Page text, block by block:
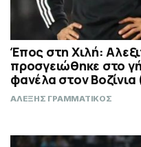
Έπος στη Χιλή:
προσγειώθηκε στο
φανέλα στον
ΑΛΕΞΗΣ ΓΡΑΜΜΑΤΙΚΟΣ